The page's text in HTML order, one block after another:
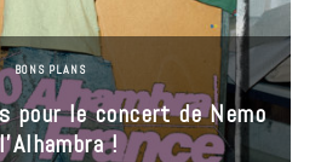
BONS PLANS
pour le concert de Nemo
!